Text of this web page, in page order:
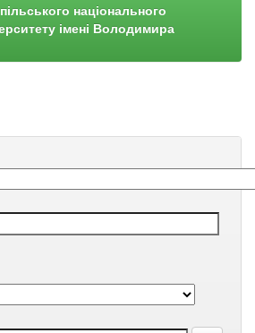
національного
імені Володимира